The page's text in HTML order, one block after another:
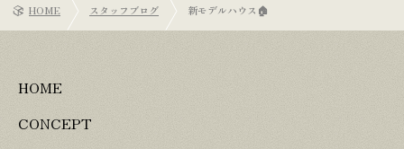
HOME スタッフブログ 新モデルハウス🏠
HOME
CONCEPT